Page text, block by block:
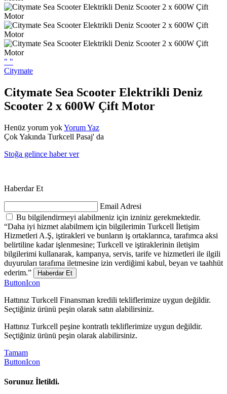
" "
Citymate
Citymate Sea Scooter Elektrikli Deniz
Scooter 2 x 600W Çift Motor
Henüz yorum yokYorum Yaz
Çok Yakında Turkcell Pasaj' da
Stoğa gelince haber ver
Haberdar Et
Email Adresi
Bu bilgilendirmeyi alabilmeniz için izniniz gerekmektedir.
“Daha iyi hizmet alabilmem için bilgilerimin Turkcell İletişim
Hizmetleri A.Ş, iştirakleri ve bunların iş ortaklarınca, tarafımca aksi
belirtiline kadar işlenmesine; Turkcell ve iştiraklerinin iletişim
bilgilerimi kullanarak, kampanya, servis, tarife ve hizmetleri ile ilgili
duyuruları tarafıma iletmesine izin verdiğimi kabul, beyan ve taahhüt
ederim.”
Haberdar Et
ButtonIcon
Hattınız Turkcell Finansman kredili tekliflerimize uygun değildir.
Seçtiğiniz ürünü peşin olarak satın alabilirsiniz.
Hattınız Turkcell peşine kontratlı tekliflerimize uygun değildir.
Seçtiğiniz ürünü peşin olarak alabilirsiniz.
Tamam
ButtonIcon
Sorunuz İletildi.